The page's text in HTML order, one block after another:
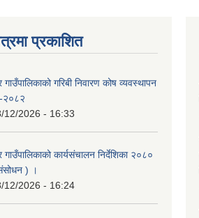
प्रकाशित
गाउँपालिकाको गरिबी निवारण कोष व्यवस्थापन
२०८२
12/2026 - 16:33
गाउँपालिकाको कार्यसंचालन निर्देशिका २०८०
) ।
12/2026 - 16:24